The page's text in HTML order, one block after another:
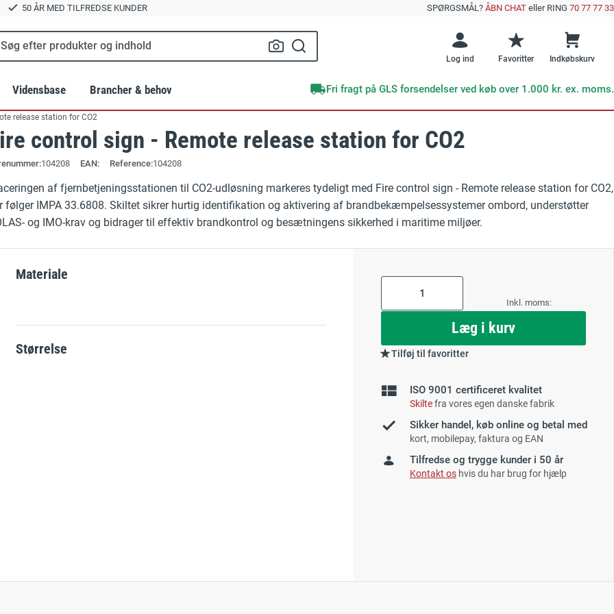
50 ÅR MED TILFREDSE KUNDER SPØRGSMÅL? ÅBN CHATeller RING 70 77 77 33
Log ind Favoritter Indkøbskurv
BR18 Brandskilte
Byggepladsskilte
Hold afstand og smitte værnemidler
Relaterede emner
Hvorfor vælge efterlysende skilte?
GRATIS EBOG: Undgå disse 10 kritiske fejl ved sikkerhedsskiltning
GRATIS E-BOG
Undgå disse 10
kritiske fejl med
Læs mere
Vidensbase
Standarder
Grafiske services
Brands
Supernova+
Brancher & behov
Landbrug
Byggeri og anlæg
Transport
Offentlig sektor
Veje og vejarbejde
Skibe og færger
Fri fragt på GLS forsendelser ved køb over 1.000 kr. ex. moms.
release station for CO2
control sign - Remote release station for CO2
104208 EAN: Reference:104208
af fjernbetjeningsstationen til CO2-udløsning markeres tydeligt med Fire control sign - Remote release station for CO2,
følger IMPA 33.6808. Skiltet sikrer hurtig identifikation og aktivering af brandbekæmpelsessystemer ombord, understøtter
og IMO-krav og bidrager til effektiv brandkontrol og besætningens sikkerhed i maritime miljøer.
Materiale
Størrelse
low
Læg i kurv
Tilføj til favoritter
ISO 9001 certificeret kvalitet
Skiltefra vores egen danske fabrik
Sikker handel, køb online og betal med
kort, mobilepay, faktura og EAN
Tilfredse og trygge kunder i 50 år
Kontakt os hvis du har brug for hjælp